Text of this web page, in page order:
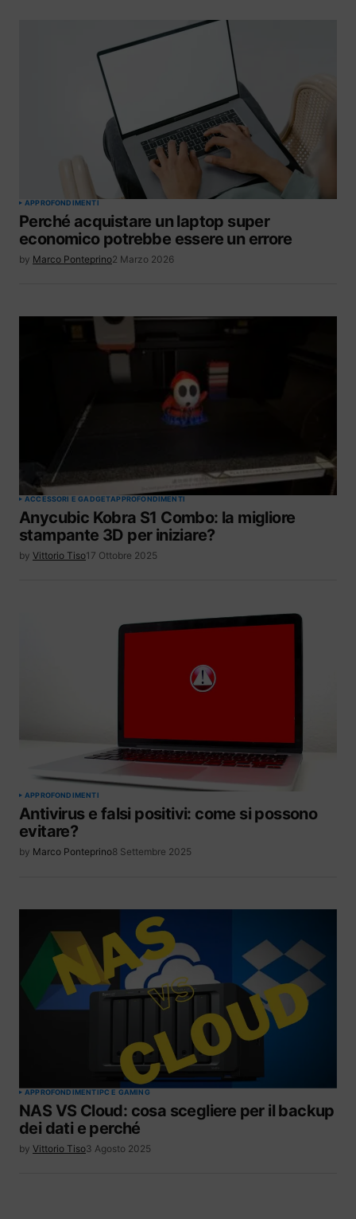
APPROFONDIMENTI
Perché acquistare un laptop super
economico potrebbe essere un errore
by Marco Ponteprino2 Marzo 2026
ACCESSORI E GADGETAPPROFONDIMENTI
Anycubic Kobra S1 Combo: la migliore
stampante 3D per iniziare?
by Vittorio Tiso17 Ottobre 2025
APPROFONDIMENTI
Antivirus e falsi positivi: come si possono
evitare?
by Marco Ponteprino8 Settembre 2025
APPROFONDIMENTIPC E GAMING
NAS VS Cloud: cosa scegliere per il backup
dei dati e perché
by Vittorio Tiso3 Agosto 2025